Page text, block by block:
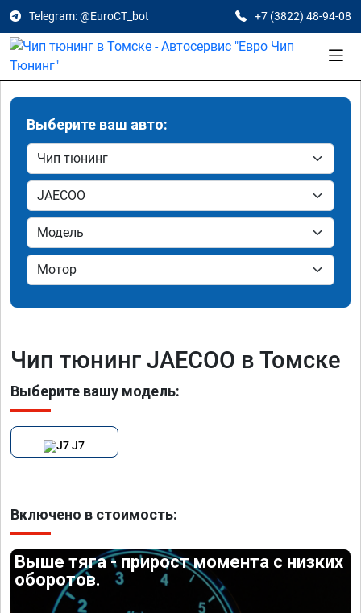
Telegram: @EuroCT_bot +7 (3822) 48-94-08
Выберите ваш авто:
Чип тюнинг JAECOO в Томске
Выберите вашу модель:
J7
Включено в стоимость:
Выше тяга - прирост момента с низких
оборотов.